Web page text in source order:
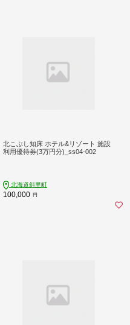
北こぶし知床 ホテル&リゾート 施設
利用優待券(3万円分)_ss04-002
北海道斜里町
100,000 円